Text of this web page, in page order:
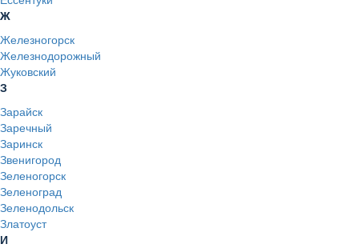
Ж
Железногорск
Железнодорожный
Жуковский
З
Зарайск
Заречный
Заринск
Звенигород
Зеленогорск
Зеленоград
Зеленодольск
Златоуст
И